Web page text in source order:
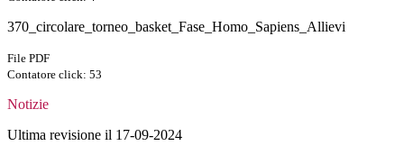
370_circolare_torneo_basket_Fase_Homo_Sapiens_Allievi
File PDF
Contatore click: 53
Notizie
Ultima revisione il 17-09-2024